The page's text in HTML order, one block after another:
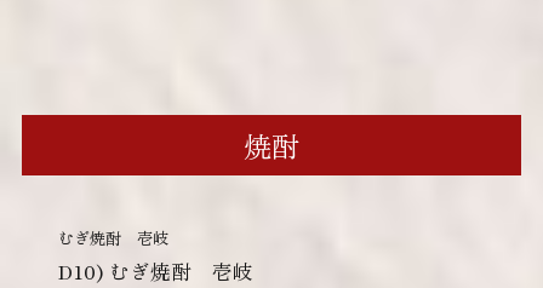
焼酎
むぎ焼酎 壱岐
D10) むぎ焼酎 壱岐